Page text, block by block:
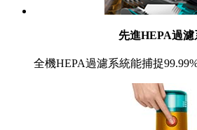
先進HEPA過濾
全機HEPA過濾系統能捕捉